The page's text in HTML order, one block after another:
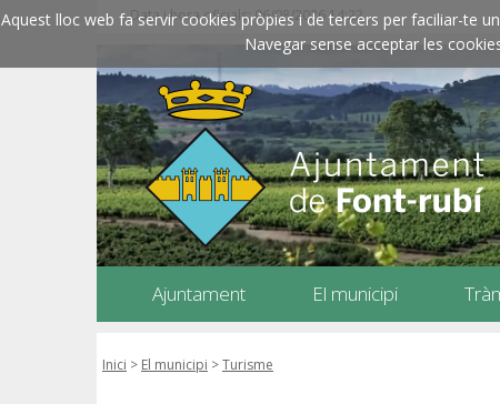
Aquest lloc web fa servir cookies pròpies i de tercers per faciliar-te
Navegar sense acceptar les
Data i hora oficials: 06/08/2026 14:22
Ajuntament El municipi
Inici > El municipi >Turisme